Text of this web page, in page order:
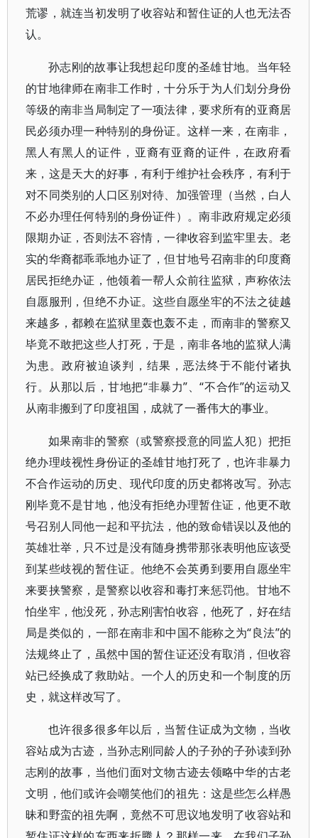
荒谬，就连当初发明了收容站和暂住证的人也无法否
认。
孙志刚的故事让我想起印度的圣雄甘地。当年轻
的甘地律师在南非工作时，十分乐于为人们划分身份
等级的南非当局制定了一项法律，要求所有的亚裔居
民必须办理一种特别的身份证。这样一来，在南非，
黑人有黑人的证件，亚裔有亚裔的证件，在政府看
来，这是天大的好事，有利于维护社会秩序，有利于
对不同类别的人口区别对待、加强管理（当然，白人
不必办理任何特别的身份证件）。南非政府规定必须
限期办证，否则法不容情，一律收容到监牢里去。老
实的华裔都乖乖地办证了，但甘地号召南非的印度裔
居民拒绝办证，他领着一帮人众前往监狱，声称依法
自愿服刑，但绝不办证。这些自愿坐牢的不法之徒越
来越多，都赖在监狱里轰也轰不走，而南非的警察又
毕竟不敢把这些人打死，于是，南非各地的监狱人满
为患。政府被迫谈判，结果，恶法终于不能付诸执
行。从那以后，甘地把“非暴力”、“不合作”的运动又
从南非搬到了印度祖国，成就了一番伟大的事业。
如果南非的警察（或警察授意的同监人犯）把拒
绝办理歧视性身份证的圣雄甘地打死了，也许非暴力
不合作运动的历史、现代印度的历史都将改写。孙志
刚毕竟不是甘地，他没有拒绝办理暂住证，他更不敢
号召别人同他一起和平抗法，他的致命错误以及他的
英雄壮举，只不过是没有随身携带那张表明他应该受
到某些歧视的暂住证。他绝不会英勇到要用自愿坐牢
来要挟警察，是警察以收容和毒打来惩罚他。甘地不
怕坐牢，他没死，孙志刚害怕收容，他死了，好在结
局是类似的，一部在南非和中国不能称之为“良法”的
法规终止了，虽然中国的暂住证还没有取消，但收容
站已经换成了救助站。一个人的历史和一个制度的历
史，就这样改写了。
也许很多很多年以后，当暂住证成为文物，当收
容站成为古迹，当孙志刚同龄人的子孙的子孙读到孙
志刚的故事，当他们面对文物古迹去领略中华的古老
文明，他们或许会嘲笑他们的祖先：这是些怎么样愚
昧和野蛮的祖先啊，竟然不可思议地发明了收容站和